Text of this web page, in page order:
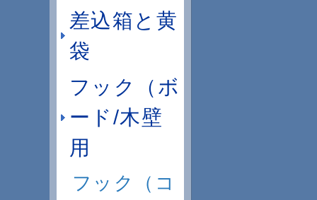
差込箱と黄
袋
フック（ボ
ード/木壁
用
フック（コ